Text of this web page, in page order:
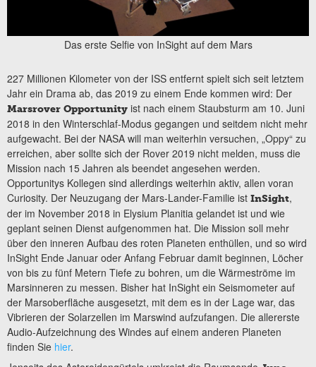
Das erste Selfie von InSight auf dem Mars
227 Millionen Kilometer von der ISS entfernt spielt sich seit letztem
Jahr ein Drama ab, das 2019 zu einem Ende kommen wird: Der
Marsrover Opportunity ist nach einem Staubsturm am 10. Juni
2018 in den Winterschlaf-Modus gegangen und seitdem nicht mehr
aufgewacht. Bei der NASA will man weiterhin versuchen, „Oppy“ zu
erreichen, aber sollte sich der Rover 2019 nicht melden, muss die
Mission nach 15 Jahren als beendet angesehen werden.
Opportunitys Kollegen sind allerdings weiterhin aktiv, allen voran
Curiosity. Der Neuzugang der Mars-Lander-Familie ist InSight,
der im November 2018 in Elysium Planitia gelandet ist und wie
geplant seinen Dienst aufgenommen hat. Die Mission soll mehr
über den inneren Aufbau des roten Planeten enthüllen, und so wird
InSight Ende Januar oder Anfang Februar damit beginnen, Löcher
von bis zu fünf Metern Tiefe zu bohren, um die Wärmeströme im
Marsinneren zu messen. Bisher hat InSight ein Seismometer auf
der Marsoberfläche ausgesetzt, mit dem es in der Lage war, das
Vibrieren der Solarzellen im Marswind aufzufangen. Die allererste
Audio-Aufzeichnung des Windes auf einem anderen Planeten
finden Sie hier.